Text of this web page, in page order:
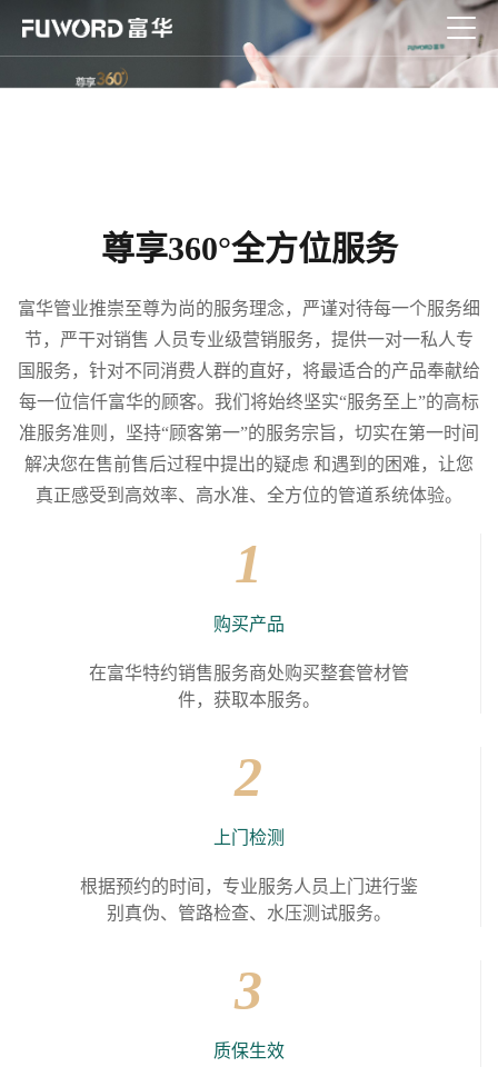
尊享360°全方位服务
富华管业推崇至尊为尚的服务理念，严谨对待每一个服务细
节，严干对销售 人员专业级营销服务，提供一对一私人专
国服务，针对不同消费人群的直好，将最适合的产品奉献给
每一位信仟富华的顾客。我们将始终坚实“服务至上”的高标
准服务准则，坚持“顾客第一”的服务宗旨，切实在第一时间
解决您在售前售后过程中提出的疑虑 和遇到的困难，让您
真正感受到高效率、高水准、全方位的管道系统体验。
1
购买产品
在富华特约销售服务商处购买整套管材管
件，获取本服务。
2
上门检测
根据预约的时间，专业服务人员上门进行鉴
别真伪、管路检查、水压测试服务。
3
质保生效